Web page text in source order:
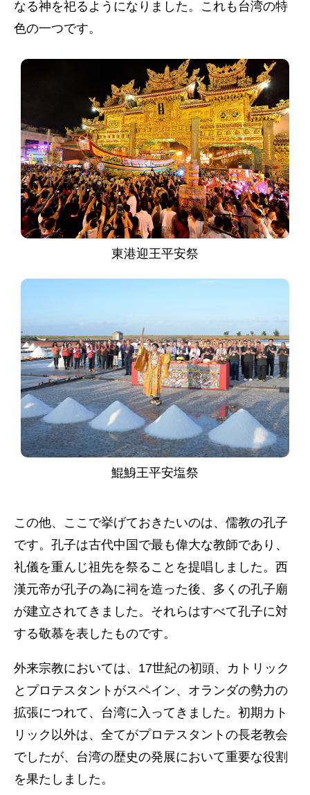
なる神を祀るようになりました。これも台湾の特
色の一つです。
東港迎王平安祭
鯤鯓王平安塩祭
この他、ここで挙げておきたいのは、儒教の孔子
です。孔子は古代中国で最も偉大な教師であり、
礼儀を重んじ祖先を祭ることを提唱しました。西
漢元帝が孔子の為に祠を造った後、多くの孔子廟
が建立されてきました。それらはすべて孔子に対
する敬慕を表したものです。
外来宗教においては、17世紀の初頭、カトリック
とプロテスタントがスペイン、オランダの勢力の
拡張につれて、台湾に入ってきました。初期カト
リック以外は、全てがプロテスタントの長老教会
でしたが、台湾の歴史の発展において重要な役割
を果たしました。